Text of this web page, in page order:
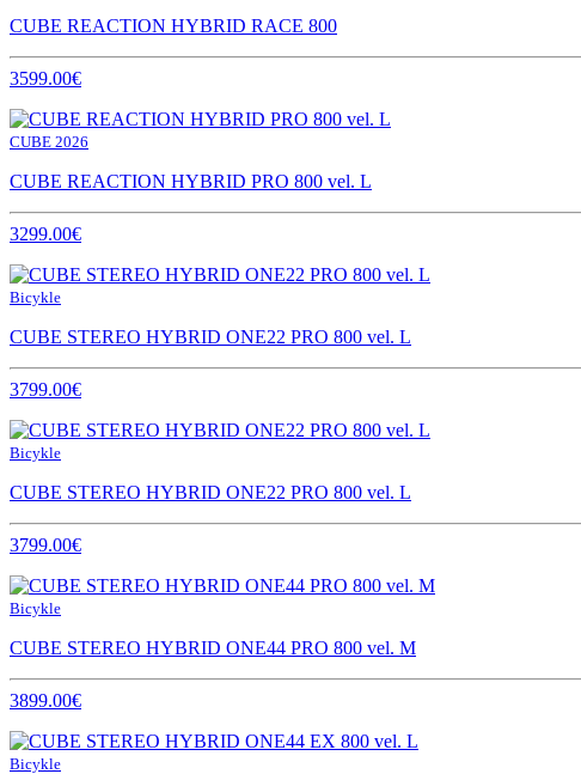
CUBE REACTION HYBRID RACE 800
3599.00€
CUBE 2026
CUBE REACTION HYBRID PRO 800 vel. L
3299.00€
Bicykle
CUBE STEREO HYBRID ONE22 PRO 800 vel. L
3799.00€
Bicykle
CUBE STEREO HYBRID ONE22 PRO 800 vel. L
3799.00€
Bicykle
CUBE STEREO HYBRID ONE44 PRO 800 vel. M
3899.00€
Bicykle